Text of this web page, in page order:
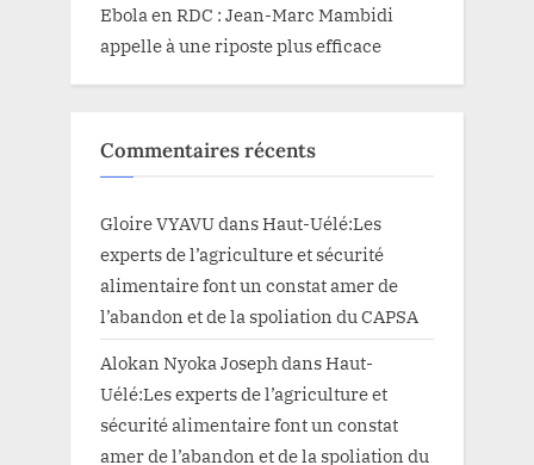
Ebola en RDC : Jean-Marc Mambidi
appelle à une riposte plus efficace
Commentaires récents
Gloire VYAVUdansHaut-Uélé:Les
experts de l’agriculture et sécurité
alimentaire font un constat amer de
l’abandon et de la spoliation du CAPSA
Alokan Nyoka JosephdansHaut-
Uélé:Les experts de l’agriculture et
sécurité alimentaire font un constat
amer de l’abandon et de la spoliation du